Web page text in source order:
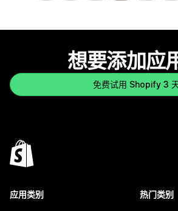
想要添加应
免费试用 Shopify 3
应用类别 热门类别